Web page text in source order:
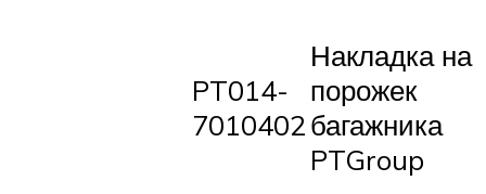
PT014-
7010402
Накладка на
порожек
багажника
PTGroup